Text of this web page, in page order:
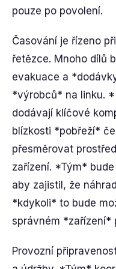
pouze po povolení.
Časování je řízeno
řetězce. Mnoho dílů
evakuace a
*výrobců* na linku.
dodávají klíčové
blízkosti *pobřeží*
přesměrovat
zařízení. *Tým*
aby zajistil, že
*kdykoli* to bude
správném *zařízení*
Provozní